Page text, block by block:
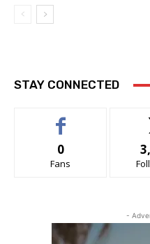
STAY CONNECTED
0
Fans
-